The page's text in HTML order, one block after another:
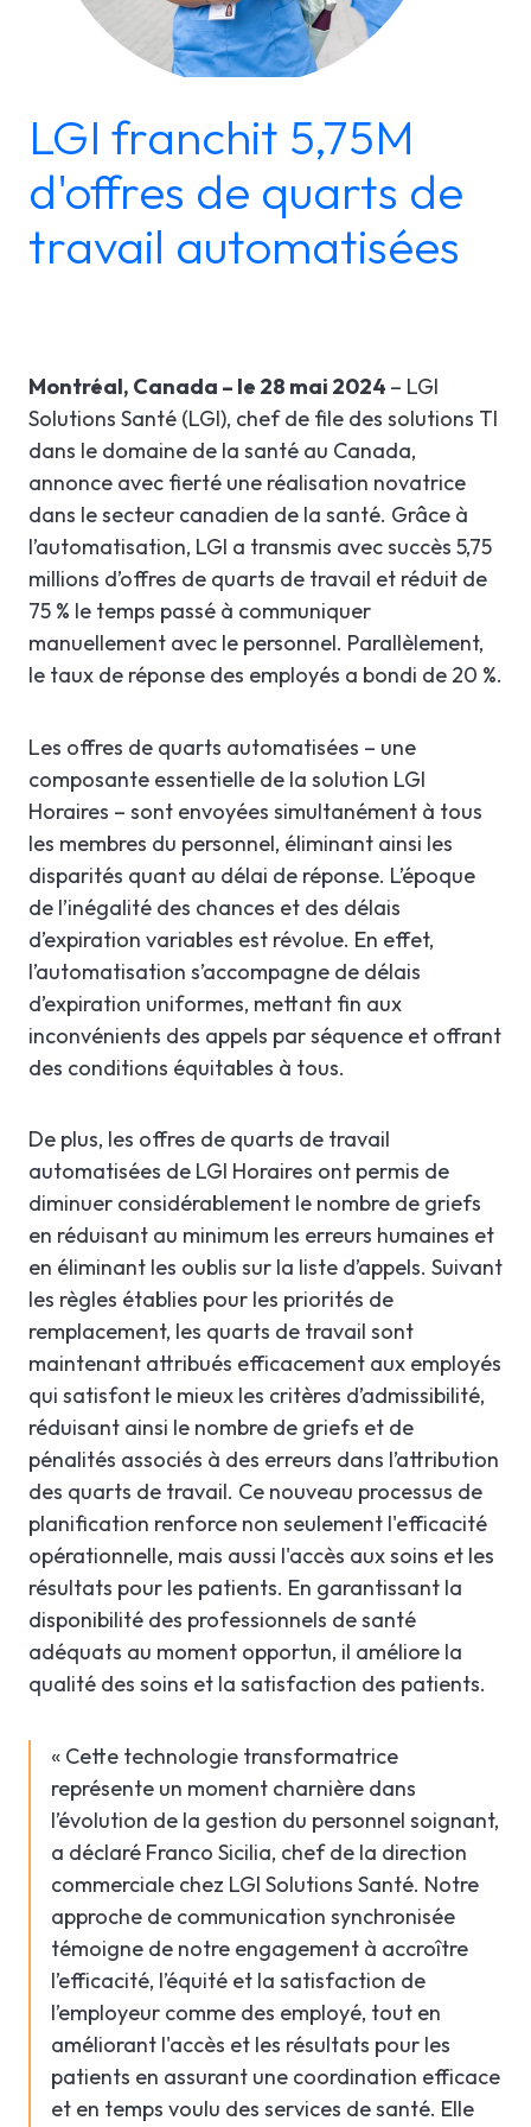
LGI RÉORIENTATION
LGI FINANCES (GRF)
LGI APPROVISIONNEMENT (GRM)
LGI ARP (BOSTON WORKSTATION)
LGI MED-URGE
ÉTUDES DE CAS
WEBINAIRES ENREGISTRÉS
SOUTIEN TECHNIQUE
INFOLETTRE
En
LGI franchit 5,75M
d'offres de quarts de
travail automatisées
Montréal, Canada – le 28 mai 2024 – LGI
Solutions Santé (LGI), chef de file des solutions TI
dans le domaine de la santé au Canada,
annonce avec fierté une réalisation novatrice
dans le secteur canadien de la santé. Grâce à
l’automatisation, LGI a transmis avec succès 5,75
millions d’offres de quarts de travail et réduit de
75 % le temps passé à communiquer
manuellement avec le personnel. Parallèlement,
le taux de réponse des employés a bondi de 20 %.
Les offres de quarts automatisées – une
composante essentielle de la solution LGI
Horaires – sont envoyées simultanément à tous
les membres du personnel, éliminant ainsi les
disparités quant au délai de réponse. L’époque
de l’inégalité des chances et des délais
d’expiration variables est révolue. En effet,
l’automatisation s’accompagne de délais
d’expiration uniformes, mettant fin aux
inconvénients des appels par séquence et offrant
des conditions équitables à tous.
De plus, les offres de quarts de travail
automatisées de LGI Horaires ont permis de
diminuer considérablement le nombre de griefs
en réduisant au minimum les erreurs humaines et
en éliminant les oublis sur la liste d’appels. Suivant
les règles établies pour les priorités de
remplacement, les quarts de travail sont
maintenant attribués efficacement aux employés
qui satisfont le mieux les critères d’admissibilité,
réduisant ainsi le nombre de griefs et de
pénalités associés à des erreurs dans l’attribution
des quarts de travail. Ce nouveau processus de
planification renforce non seulement l'efficacité
opérationnelle, mais aussi l'accès aux soins et les
résultats pour les patients. En garantissant la
disponibilité des professionnels de santé
adéquats au moment opportun, il améliore la
qualité des soins et la satisfaction des patients.
« Cette technologie transformatrice
représente un moment charnière dans
l’évolution de la gestion du personnel soignant,
a déclaré Franco Sicilia, chef de la direction
commerciale chez LGI Solutions Santé. Notre
approche de communication synchronisée
témoigne de notre engagement à accroître
l’efficacité, l’équité et la satisfaction de
l’employeur comme des employé, tout en
améliorant l'accès et les résultats pour les
patients en assurant une coordination efficace
et en temps voulu des services de santé. Elle